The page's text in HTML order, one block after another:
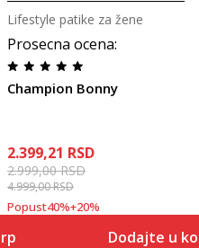
Prosecna ocena:
Champion Bonny
Lifestyle patike za žene
2.399,21 RSD
2.999,00RSD
4.999,00RSD
Popust40%+20%
Dodajte u